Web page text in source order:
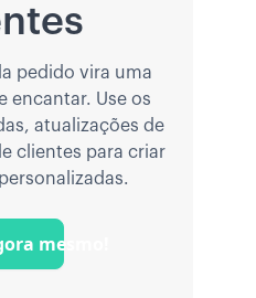
pedido vira uma
encantar. Use os
atualizações de
clientes para criar
mesmo!